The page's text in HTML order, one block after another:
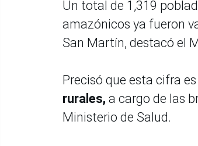
Un total de 1,319
amazónicos ya fueron
San Martín, destacó el
Precisó que esta cifra
rurales, a cargo de las
Ministerio de Salud.